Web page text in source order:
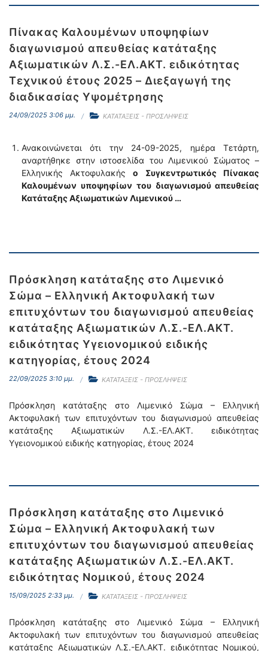
Πίνακας Καλουμένων υποψηφίων
διαγωνισμού απευθείας κατάταξης
Αξιωματικών Λ.Σ.-ΕΛ.ΑΚΤ. ειδικότητας
Τεχνικού έτους 2025 – Διεξαγωγή της
διαδικασίας Yψομέτρησης
24/09/2025 3:06 μμ. ΚΑΤΑΤΑΞΕΙΣ - ΠΡΟΣΛΗΨΕΙΣ
Ανακοινώνεται ότι την 24-09-2025, ημέρα Τετάρτη,
αναρτήθηκε στην ιστοσελίδα του Λιμενικού Σώματος –
Ελληνικής Ακτοφυλακής ο
Συγκεντρωτικός Πίνακας
Καλουμένων υποψηφίων του διαγωνισμού απευθείας
Κατάταξης Αξιωματικών Λιμενικού …
Πρόσκληση κατάταξης στο Λιμενικό
Σώμα – Ελληνική Ακτοφυλακή των
επιτυχόντων του διαγωνισμού απευθείας
κατάταξης Αξιωματικών Λ.Σ.-ΕΛ.ΑΚΤ.
ειδικότητας Υγειονομικού ειδικής
κατηγορίας, έτους 2024
22/09/2025 3:10 μμ. ΚΑΤΑΤΑΞΕΙΣ - ΠΡΟΣΛΗΨΕΙΣ
Πρόσκληση κατάταξης στο Λιμενικό Σώμα – Ελληνική
Ακτοφυλακή των επιτυχόντων του διαγωνισμού απευθείας
κατάταξης Αξιωματικών Λ.Σ.-ΕΛ.ΑΚΤ. ειδικότητας
Υγειονομικού ειδικής κατηγορίας, έτους 2024
Πρόσκληση κατάταξης στο Λιμενικό
Σώμα – Ελληνική Ακτοφυλακή των
επιτυχόντων του διαγωνισμού απευθείας
κατάταξης Αξιωματικών Λ.Σ.-ΕΛ.ΑΚΤ.
ειδικότητας Νομικού, έτους 2024
15/09/2025 2:33 μμ. ΚΑΤΑΤΑΞΕΙΣ - ΠΡΟΣΛΗΨΕΙΣ
Πρόσκληση κατάταξης στο Λιμενικό Σώμα – Ελληνική
Ακτοφυλακή των επιτυχόντων του διαγωνισμού απευθείας
κατάταξης Αξιωματικών Λ.Σ.-ΕΛ.ΑΚΤ. ειδικότητας Νομικού,